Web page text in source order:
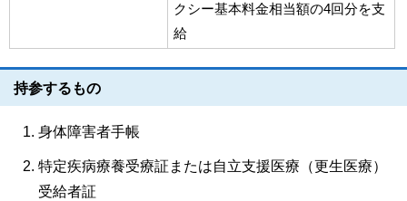
クシー基本料金相当額の4回分を支
給
持参するもの
身体障害者手帳
特定疾病療養受療証または自立支援医療（更生医療）
受給者証